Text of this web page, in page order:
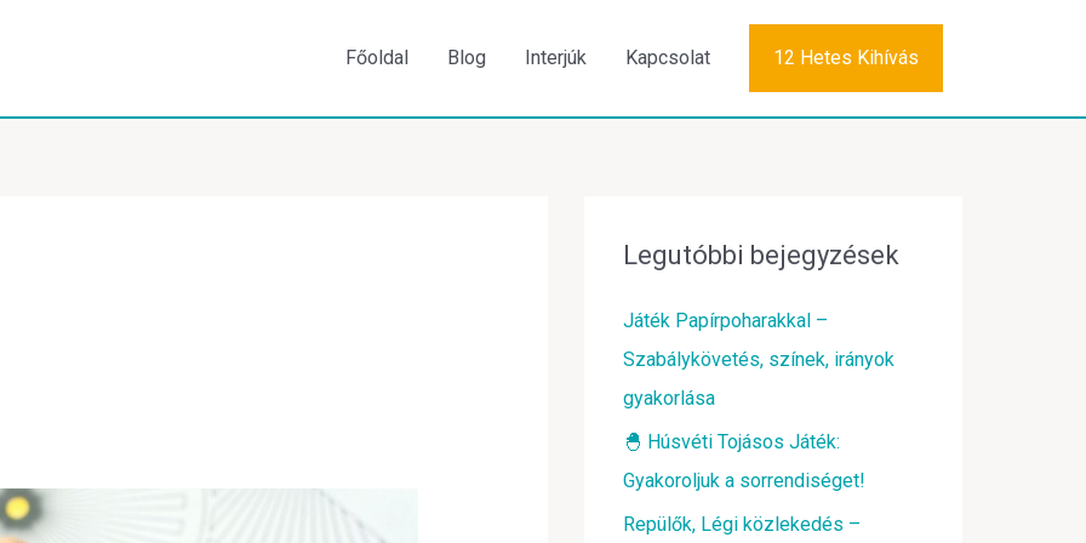
Főoldal Blog Interjúk Kapcsolat 12 Hetes Kihívás
Legutóbbi bejegyzések
Játék Papírpoharakkal –
Szabálykövetés, színek, irányok
gyakorlása
🐣 Húsvéti Tojásos Játék:
Gyakoroljuk a sorrendiséget!
Repülők, Légi közlekedés –